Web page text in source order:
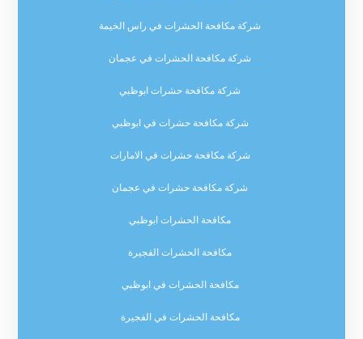
شركة مكافحة الحشرات في راس الخيمة
شركة مكافحة الحشرات في عجمان
شركة مكافحة حشرات ابوظبي
شركة مكافحة حشرات في ابوظبي
شركة مكافحة حشرات في الامارات
شركة مكافحة حشرات في عجمان
مكافحة الحشرات ابوظبي
مكافحة الحشرات الفجيرة
مكافحة الحشرات في ابوظبي
مكافحة الحشرات في الفجيرة